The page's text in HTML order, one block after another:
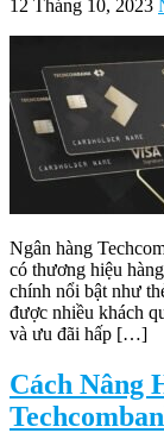
12 Tháng 10, 2023
Ngân hàng
có thương hiệu
chính nổi bật như
được nhiều khách
và ưu đãi hấp […]
Cách Nâng